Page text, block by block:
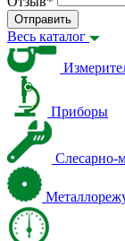
Отправить
Весь каталог
Приборы
Слесарно-